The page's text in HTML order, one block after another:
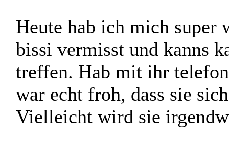
Ana-Marija Cvitic
Eine nette herausforderung
Heute hab ich mich super
bissi vermisst und kanns